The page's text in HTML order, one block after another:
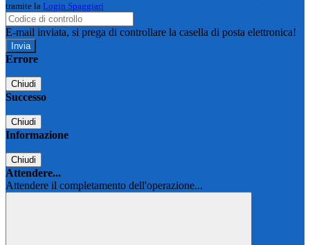
tramite la Login Spaggiari
E-mail inviata, si prega di controllare la casella di posta elettronica!
Errore
Chiudi
Successo
Chiudi
Informazione
Chiudi
Attendere...
Attendere il completamento dell'operazione...